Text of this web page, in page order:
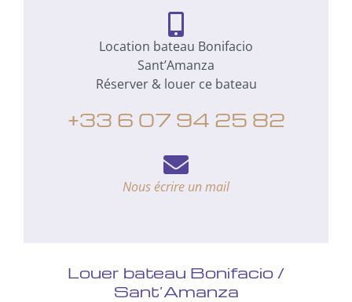
Location bateau Bonifacio
Sant’Amanza
Réserver & louer ce bateau
+33 6 07 94 25 82
Nous écrire un mail
Louer bateau Bonifacio /
Sant’Amanza